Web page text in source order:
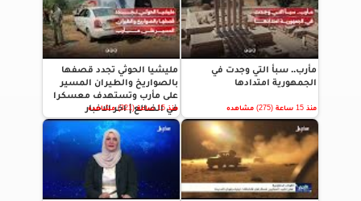
مأرب.. سبأ التي وجدت في
الجمهورية امتدادها
منذ 15 ساعة (275) مشاهده
مليشيا الحوثي تجدد قصفها
بالصواريخ والطيران المسير
على مأرب وتستهدف معسكرا
في الضالع | اخر الاخبار
منذ 15 ساعة (321) مشاهده